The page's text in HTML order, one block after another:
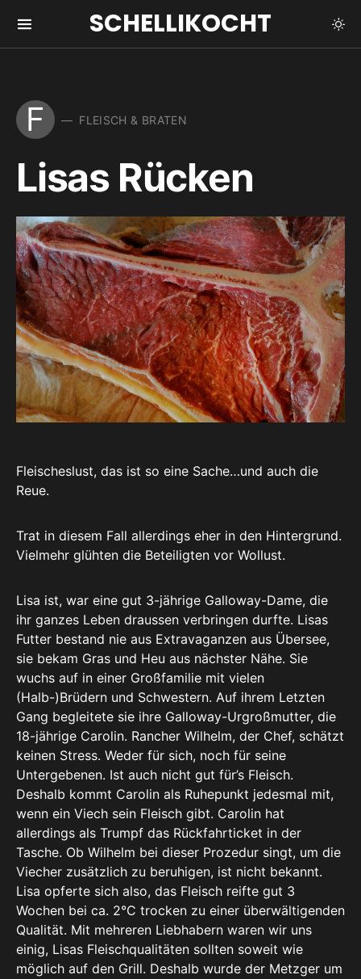
SCHELLIKOCHT
F FLEISCH & BRATEN
Lisas Rücken
Fleischeslust, das ist so eine Sache…und auch die
Reue.
Trat in diesem Fall allerdings eher in den Hintergrund.
Vielmehr glühten die Beteiligten vor Wollust.
Lisa ist, war eine gut 3-jährige Galloway-Dame, die
ihr ganzes Leben draussen verbringen durfte. Lisas
Futter bestand nie aus Extravaganzen aus Übersee,
sie bekam Gras und Heu aus nächster Nähe. Sie
wuchs auf in einer Großfamilie mit vielen
(Halb-)Brüdern und Schwestern. Auf ihrem Letzten
Gang begleitete sie ihre Galloway-Urgroßmutter, die
18-jährige Carolin. Rancher Wilhelm, der Chef, schätzt
keinen Stress. Weder für sich, noch für seine
Untergebenen. Ist auch nicht gut für’s Fleisch.
Deshalb kommt Carolin als Ruhepunkt jedesmal mit,
wenn ein Viech sein Fleisch gibt. Carolin hat
allerdings als Trumpf das Rückfahrticket in der
Tasche. Ob Wilhelm bei dieser Prozedur singt, um die
Viecher zusätzlich zu beruhigen, ist nicht bekannt.
Lisa opferte sich also, das Fleisch reifte gut 3
Wochen bei ca. 2°C trocken zu einer überwältigenden
Qualität. Mit mehreren Liebhabern waren wir uns
einig, Lisas Fleischqualitäten sollten soweit wie
möglich auf den Grill. Deshalb wurde der Metzger um